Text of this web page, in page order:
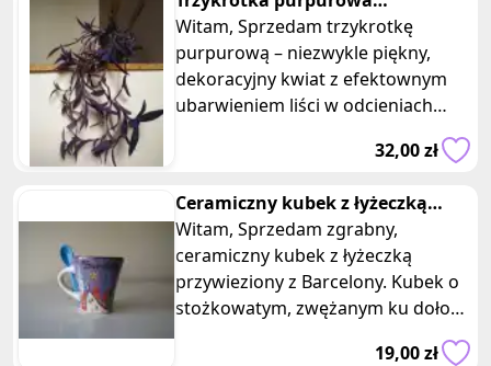
tradeskancja setkrezja piękna
fioletowa
Witam, Sprzedam trzykrotkę
purpurową – niezwykle piękny,
dekoracyjny kwiat z efektownym
ubarwieniem liści w odcieniach
fioletu, purpury i zieleni. Kwiat dobr
32,00 zł
Ceramiczny kubek z łyżeczką
Barcelona kolekcja miasta Europy
Witam, Sprzedam zgrabny,
ceramiczny kubek z łyżeczką
przywieziony z Barcelony. Kubek o
stożkowatym, zwężanym ku dołowi
kształcie, u góry okrągły, podstawa
19,00 zł